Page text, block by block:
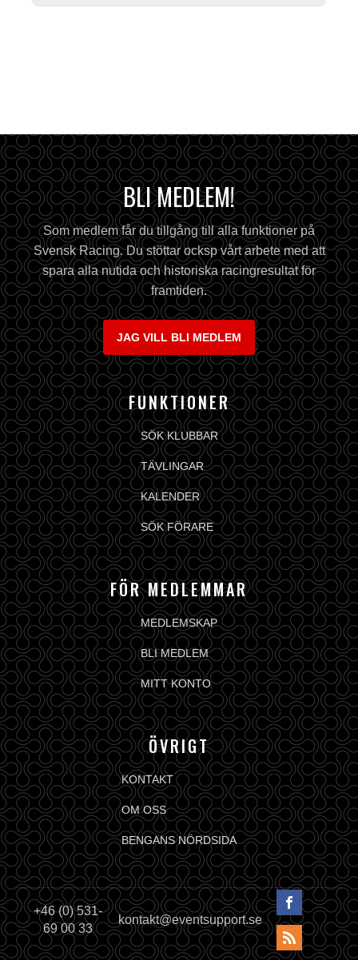
BLI MEDLEM!
Som medlem får du tillgång till alla funktioner på
Svensk Racing. Du stöttar ocksp vårt arbete med att
spara alla nutida och historiska racingresultat för
framtiden.
JAG VILL BLI MEDLEM
FUNKTIONER
SÖK KLUBBAR
TÄVLINGAR
KALENDER
SÖK FÖRARE
FÖR MEDLEMMAR
MEDLEMSKAP
BLI MEDLEM
MITT KONTO
ÖVRIGT
KONTAKT
OM OSS
BENGANS NÖRDSIDA
+46 (0) 531-
69 00 33
kontakt@eventsupport.se